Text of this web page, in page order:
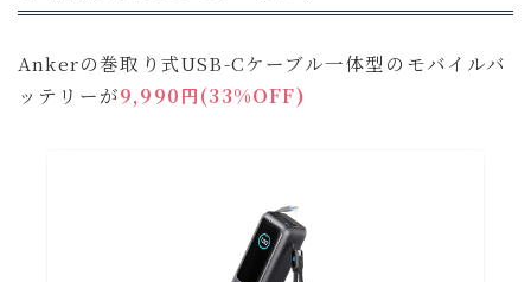
Ankerの巻取り式USB-Cケーブル一体型のモバイルバ
ッテリーが9,990円(33%OFF)